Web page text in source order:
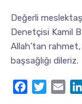
Değerli
Denetçisi Kamil
Allah’tan
başsağlığı dileriz.
FacebookTwitter